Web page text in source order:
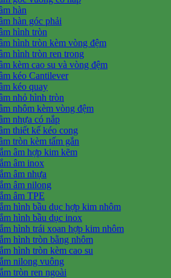
hàn
hàn góc phải
hình tròn
hình tròn kèm vòng đệm
hình tròn ren trong
kèm cao su và vòng đệm
kéo Cantilever
kéo quay
nhỏ hình tròn
nhôm kèm vòng đệm
nhựa có nắp
thiết kế kéo cong
tròn kèm tấm gắn
âm hợp kim kẽm
âm inox
âm nhựa
âm nilong
âm TPE
hình bầu dục hợp kim nhôm
hình bầu dục inox
hình trái xoan hợp kim nhôm
hình tròn bằng nhôm
hình tròn kèm cao su
nilong vuông
tròn ren ngoài